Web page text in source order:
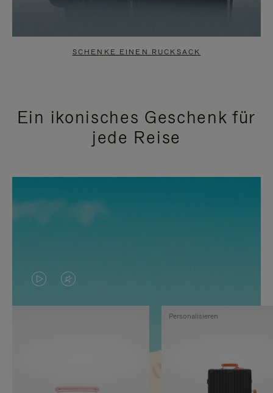
SCHENKE EINEN RUCKSACK
Ein ikonisches Geschenk für
jede Reise
DAS
VIDEO
VIDEO
IST
Personalisieren